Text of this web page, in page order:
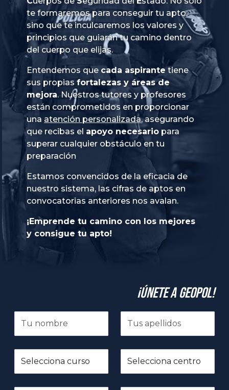
te formaremos para conseguir tu apto,
sino que te inculcaremos los valores y
principios que guiarán tu camino dentro
del cuerpo que elijas.
Entendemos que cada aspirante tiene
sus propias fortalezas y áreas de
mejora. Nuestros tutores y profesores
están comprometidos en proporcionar
una atención personalizada, asegurando
que recibas el apoyo necesario para
superar cualquier obstáculo en tu
preparación
Estamos convencidos de la eficacia de
nuestro sistema, las cifras de aptos en
convocatorias anteriores nos avalan.
¡Emprende tu camino con los mejores
y consigue tu apto!
¡Únete a GeoPol!